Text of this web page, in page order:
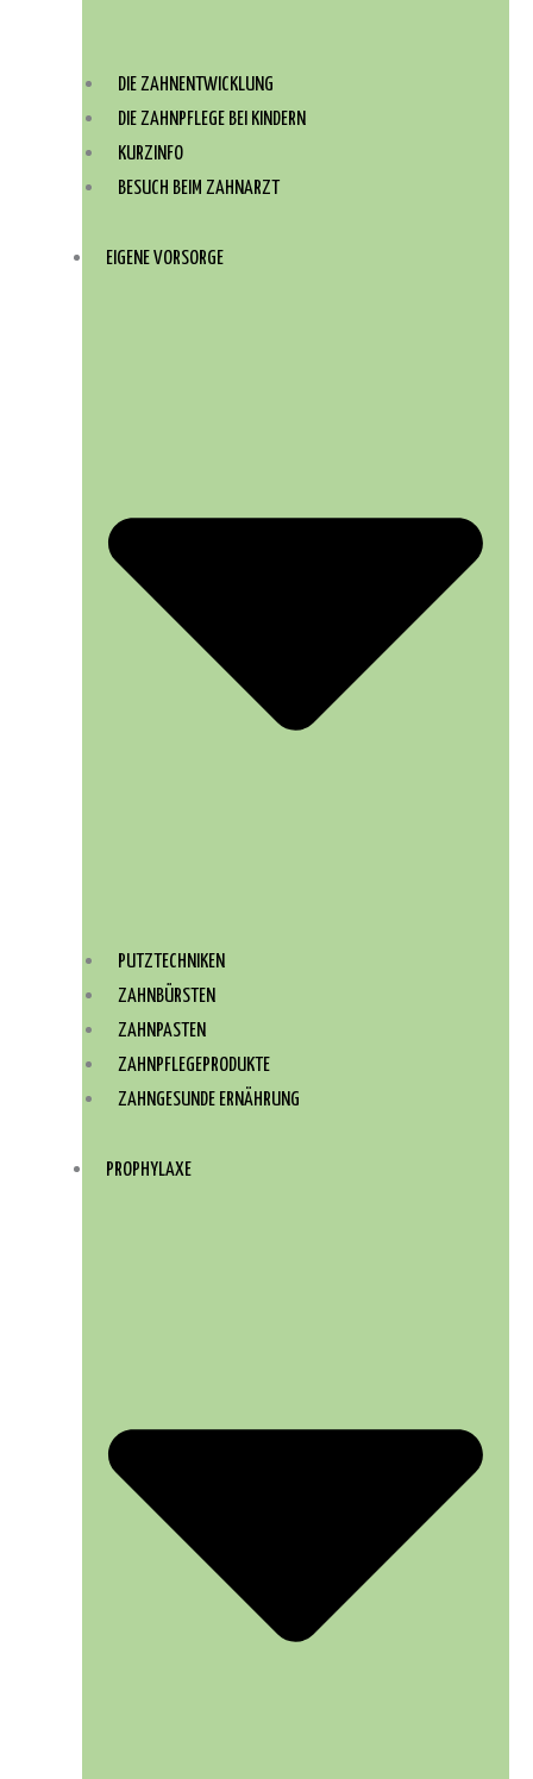
DIE ZAHNENTWICKLUNG
DIE ZAHNPFLEGE BEI KINDERN
KURZINFO
BESUCH BEIM ZAHNARZT
EIGENE VORSORGE
PUTZTECHNIKEN
ZAHNBÜRSTEN
ZAHNPASTEN
ZAHNPFLEGEPRODUKTE
ZAHNGESUNDE ERNÄHRUNG
PROPHYLAXE